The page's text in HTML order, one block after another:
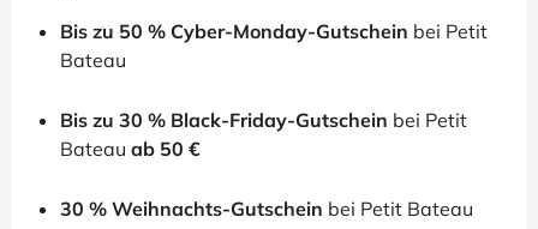
Bis zu 50 % Cyber-Monday-Gutschein bei Petit
Bateau
Bis zu 30 % Black-Friday-Gutschein bei Petit
Bateau ab 50 €
30 % Weihnachts-Gutschein bei Petit Bateau